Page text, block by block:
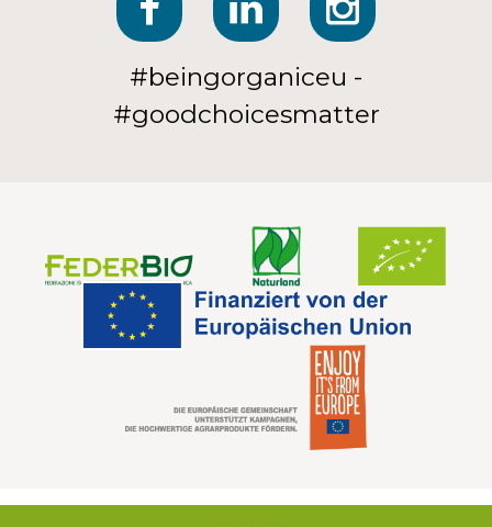
#beingorganiceu -
#goodchoicesmatter